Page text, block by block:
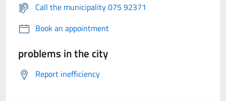
Call the municipality 075 92371
Book an appointment
problems in the city
Report inefficiency